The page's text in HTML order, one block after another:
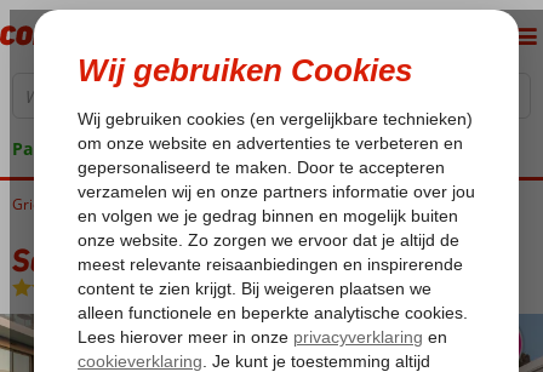
Pakketgarantie
Home
Griekenland Samos Karlovassi Samian Mare Hotel Suites & Spa
Samian Mare Hotel Suites & Spa
All Inclusive-Hotel